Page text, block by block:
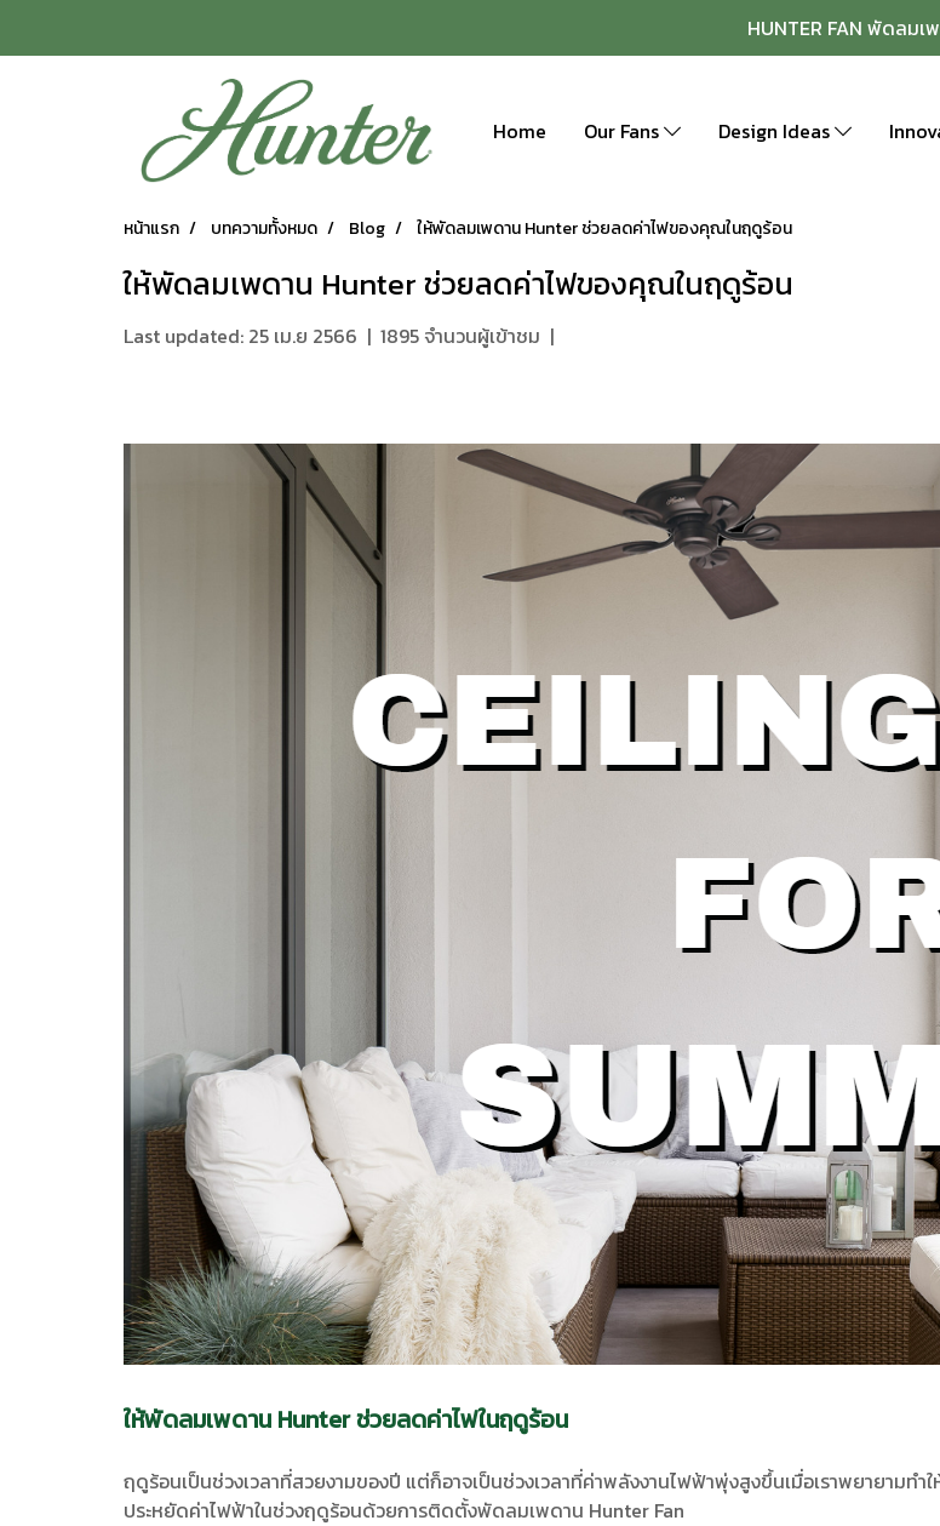
HUNTER FAN พัดลมเ
Home Our Fans Design Ideas
หน้าแรก บทความทั้งหมด Blog ให้พัดลมเพดาน Hunter ช่วยลดค่าไฟของคุณในฤดูร้อน
ให้พัดลมเพดาน Hunter ช่วยลดค่าไฟของคุณในฤดูร้อน
Last updated: 25 เม.ย 2566 | 1895 จำนวนผู้เข้าชม |
ให้พัดลมเพดาน Hunter ช่วยลดค่าไฟในฤดูร้อน
ฤดูร้อนเป็นช่วงเวลาที่สวยงามของปี แต่ก็อาจเป็นช่วงเวลาที่ค่าพลังงานไฟฟ้าพุ่งสูงขึ้นเมื่อเราพยายามท
ประหยัดค่าไฟฟ้าในช่วงฤดูร้อนด้วยการติดตั้งพัดลมเพดาน Hunter Fan